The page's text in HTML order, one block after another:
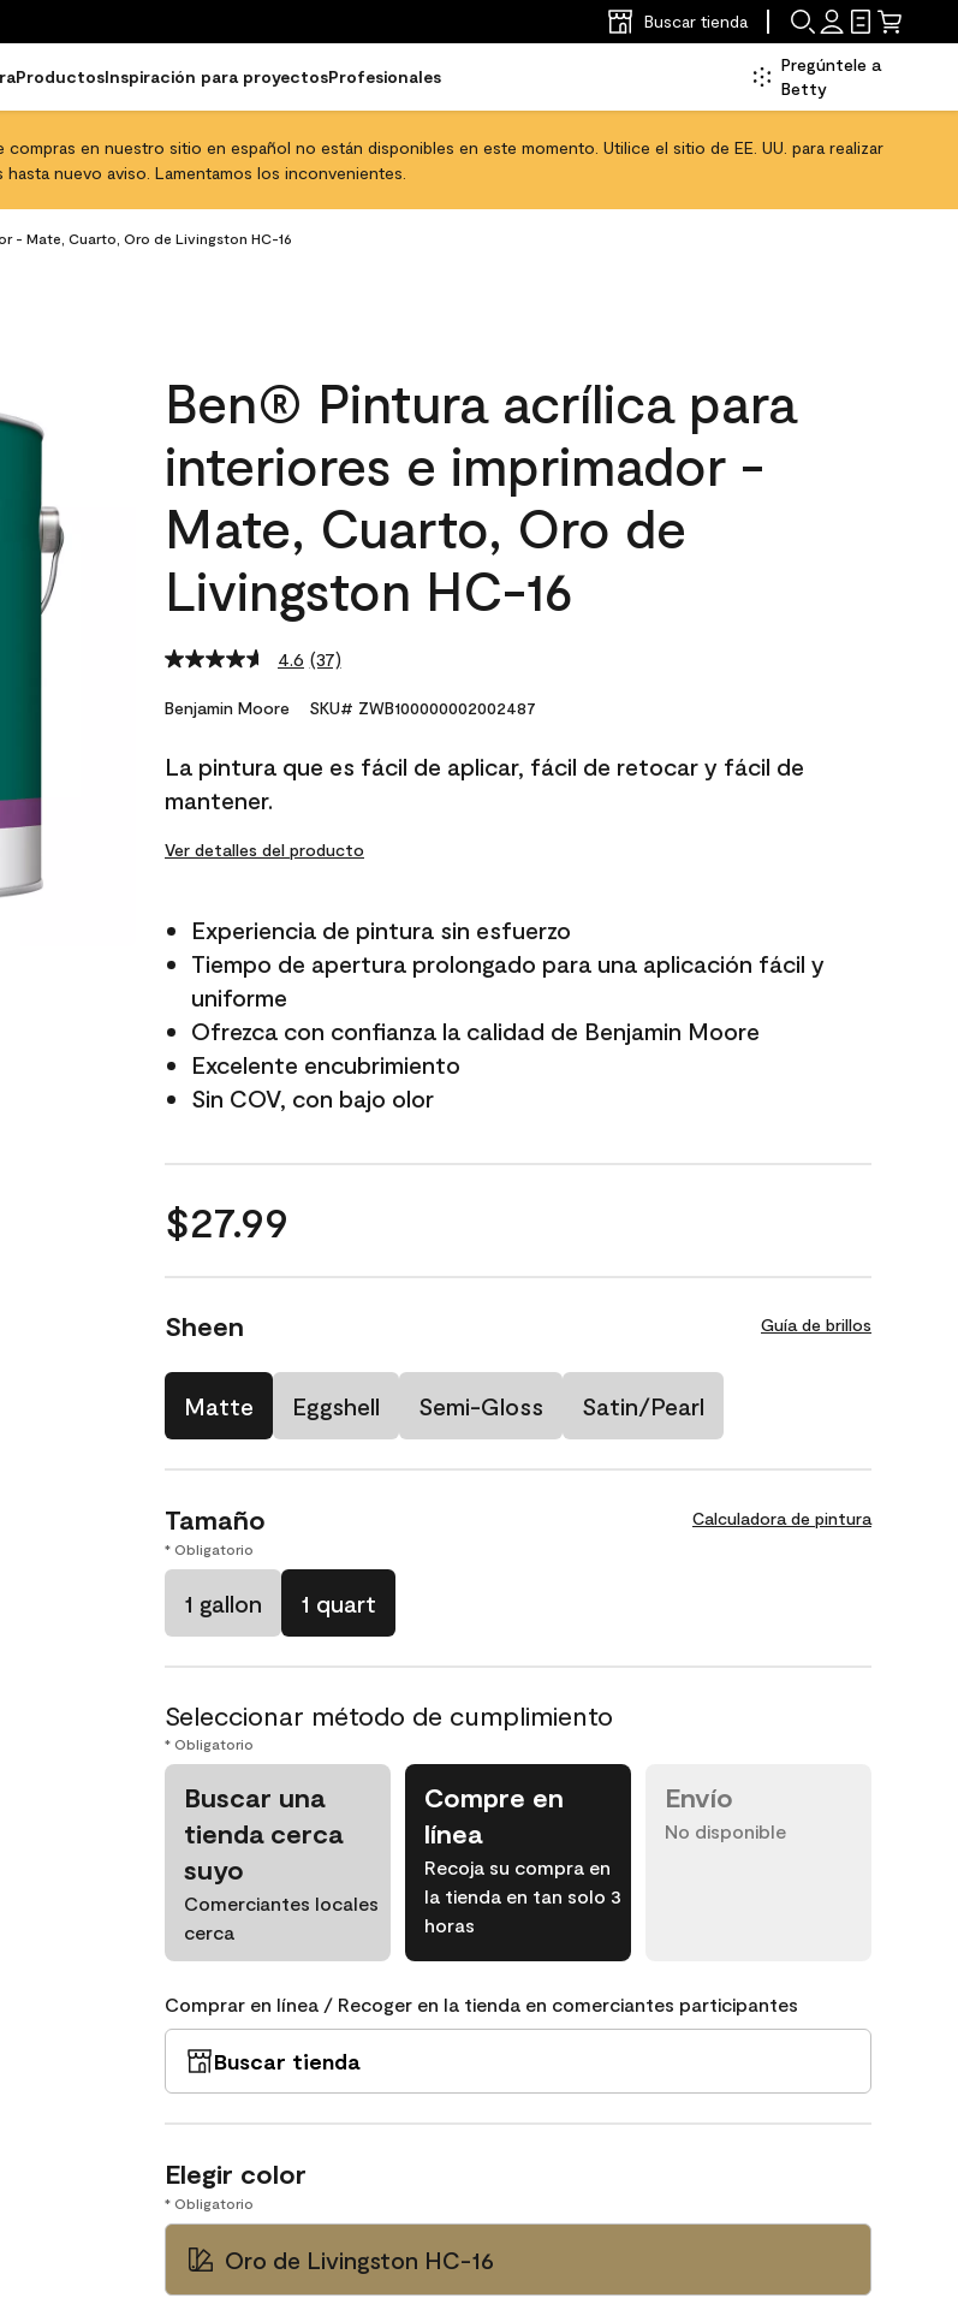
Buscar tienda
ProductosInspiración para proyectosProfesionales
Pregúntele a
Betty
en nuestro sitio en español no están disponibles en este momento. Utilice el sitio de EE. UU. para realizar
nuevo aviso. Lamentamos los inconvenientes.
- Mate, Cuarto, Oro de Livingston HC-16
Ben® Pintura acrílica para
interiores e imprimador -
Mate, Cuarto, Oro de
Livingston HC-16
4.6 Read
Reviews.
link.
(37)
Benjamin Moore SKU# ZWB100000002002487
La pintura que es fácil de aplicar, fácil de retocar y fácil de
mantener.
Ver detalles del producto
Experiencia de pintura sin esfuerzo
Tiempo de apertura prolongado para una aplicación fácil y
uniforme
Ofrezca con confianza la calidad de Benjamin Moore
Excelente encubrimiento
Sin COV, con bajo olor
$27.99
Sheen Guía de brillos
Matte Eggshell Semi-Gloss Satin/Pearl
Tamaño Calculadora de pintura
* Obligatorio
1 gallon 1 quart
Seleccionar método de cumplimiento
* Obligatorio
Buscar una
tienda cerca
suyo
Comerciantes locales
cerca
Compre en
línea
Recoja su compra en
la tienda en tan solo 3
horas
Envío
No disponible
Comprar en línea / Recoger en la tienda en comerciantes participantes
Buscar tienda
Elegir color
* Obligatorio
Oro de Livingston HC-16